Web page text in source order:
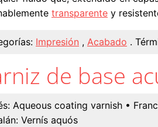
transparente y
Impresión , Acabado .
de base
Aqueous coating varnish •
Vernís aquós